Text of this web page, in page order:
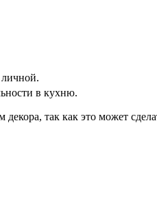
в кухню.
так как это может